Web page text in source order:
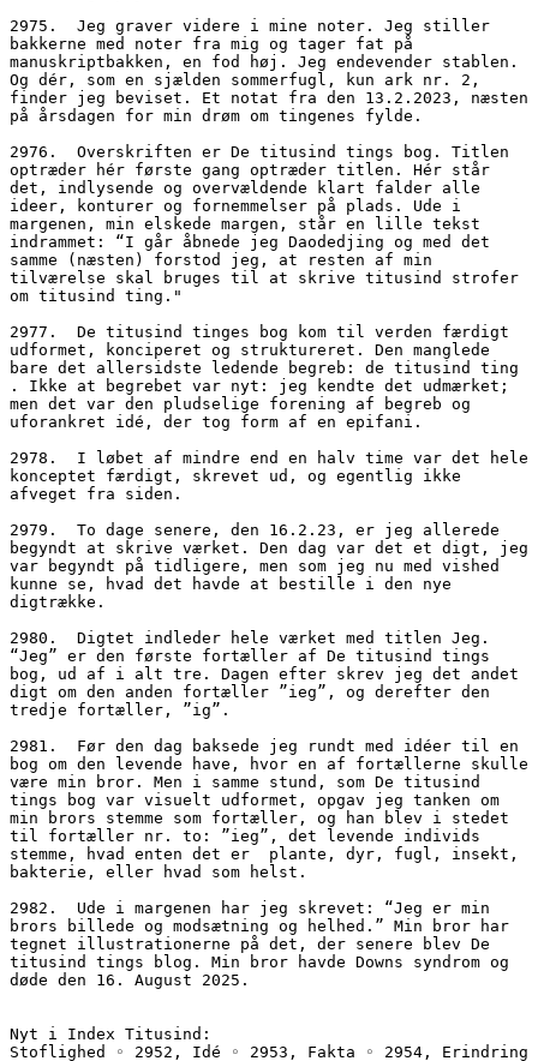
2975.  Jeg graver videre i mine noter. Jeg stiller
bakkerne med noter fra mig og tager fat på
manuskriptbakken, en fod høj. Jeg endevender stablen.
Og dér, som en sjælden sommerfugl, kun ark nr. 2,
finder jeg beviset. Et notat fra den 13.2.2023, næsten
på årsdagen for min drøm om tingenes fylde.
2976.  Overskriften er De titusind tings bog. Titlen
optræder hér første gang optræder titlen. Hér står
det, indlysende og overvældende klart falder alle
ideer, konturer og fornemmelser på plads. Ude i
margenen, min elskede margen, står en lille tekst
indrammet: “I går åbnede jeg Daodedjing og med det
samme (næsten) forstod jeg, at resten af min
tilværelse skal bruges til at skrive titusind strofer
om titusind ting."
2977.  De titusind tinges bog kom til verden færdigt
udformet, konciperet og struktureret. Den manglede
bare det allersidste ledende begreb: de titusind ting
. Ikke at begrebet var nyt: jeg kendte det udmærket;
men det var den pludselige forening af begreb og
uforankret idé, der tog form af en epifani.
2978.  I løbet af mindre end en halv time var det hele
konceptet færdigt, skrevet ud, og egentlig ikke
afveget fra siden.
2979.  To dage senere, den 16.2.23, er jeg allerede
begyndt at skrive værket. Den dag var det et digt, jeg
var begyndt på tidligere, men som jeg nu med vished
kunne se, hvad det havde at bestille i den nye
digtrække.
2980.  Digtet indleder hele værket med titlen Jeg.
“Jeg” er den første fortæller af De titusind tings
bog, ud af i alt tre. Dagen efter skrev jeg det andet
digt om den anden fortæller ”ieg”, og derefter den
tredje fortæller, ”ig”.
2981.  Før den dag baksede jeg rundt med idéer til en
bog om den levende have, hvor en af fortællerne skulle
være min bror. Men i samme stund, som De titusind
tings bog var visuelt udformet, opgav jeg tanken om
min brors stemme som fortæller, og han blev i stedet
til fortæller nr. to: ”ieg”, det levende individs
stemme, hvad enten det er  plante, dyr, fugl, insekt,
bakterie, eller hvad som helst.
2982.  Ude i margenen har jeg skrevet: “Jeg er min
brors billede og modsætning og helhed.” Min bror har
tegnet illustrationerne på det, der senere blev De
titusind tings blog. Min bror havde Downs syndrom og
døde den 16. August 2025.
Nyt i Index Titusind:
Stoflighed ◦ 2952, Idé ◦ 2953, Fakta ◦ 2954, Erindring